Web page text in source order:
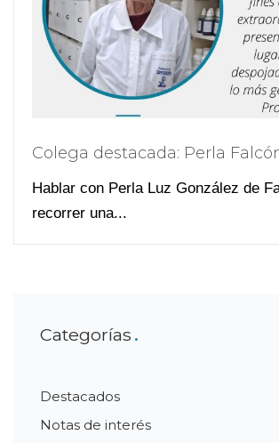
Colega destacada: Perla
Hablar con Perla Luz González de
recorrer una...
Categorías
Destacados
Notas de interés